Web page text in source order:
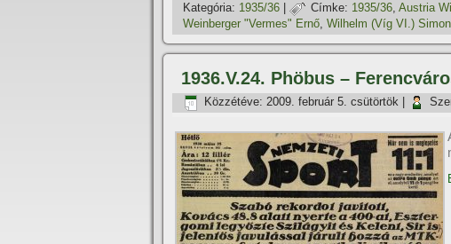
Kategória: 1935/36 Címke: 1935/36, Austria
Weinberger "Vermes" Ernő, Wilhelm (Víg VI.) Simon
1936.V.24. Phöbus –
Közzétéve: 2009. február 5. csütörtök